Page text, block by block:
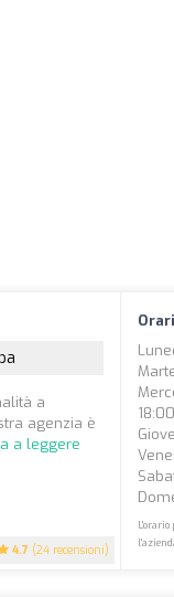
4.7 (24 recensioni)
a
agenzia è
a leggere
18:00
L'orario